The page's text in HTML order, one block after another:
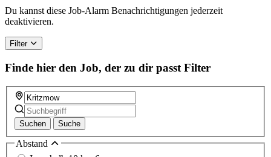
Du kannst diese Job-Alarm Benachrichtigungen jederzeit
deaktivieren.
Filter
Finde hier den Job, der zu dir passt Filter
Suchen Suche
Abstand